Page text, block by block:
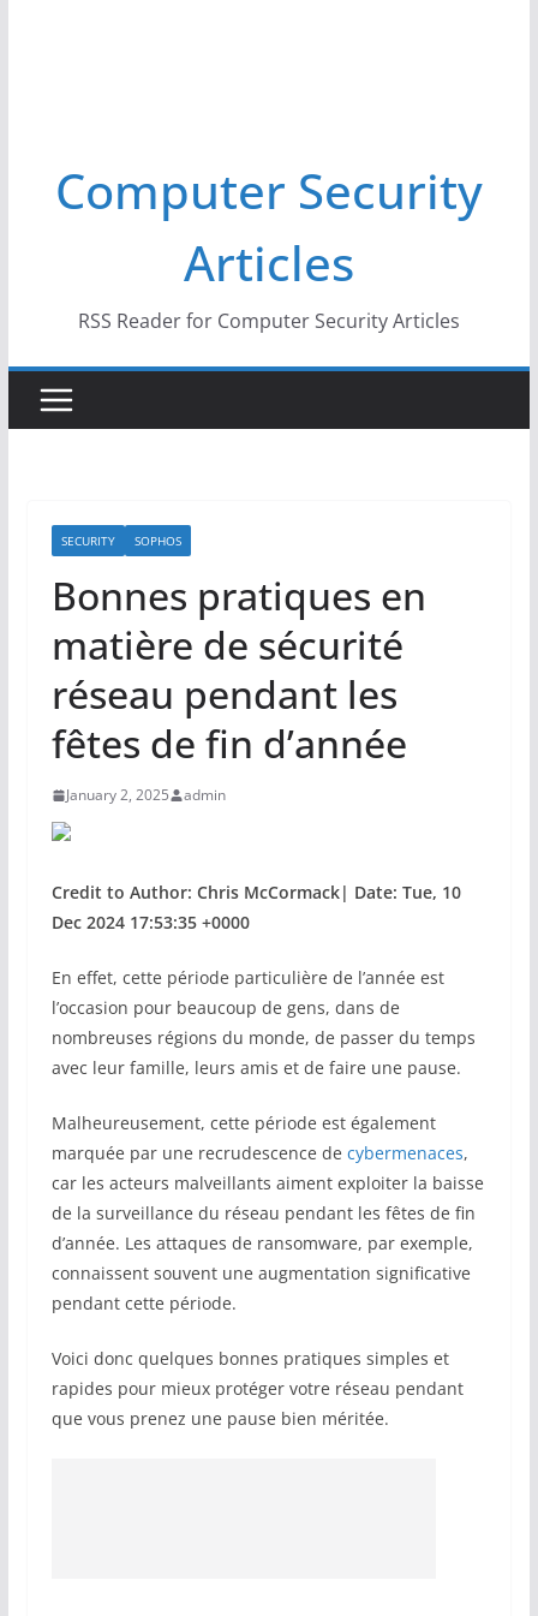
Computer Security
Articles
RSS Reader for Computer Security Articles
SECURITY SOPHOS
Bonnes pratiques en
matière de sécurité
réseau pendant les
fêtes de fin d’année
January 2, 2025 admin
Credit to Author: Chris McCormack| Date: Tue, 10
Dec 2024 17:53:35 +0000
En effet, cette période particulière de l’année est
l’occasion pour beaucoup de gens, dans de
nombreuses régions du monde, de passer du temps
avec leur famille, leurs amis et de faire une pause.
Malheureusement, cette période est également
marquée par une recrudescence de cybermenaces,
car les acteurs malveillants aiment exploiter la baisse
de la surveillance du réseau pendant les fêtes de fin
d’année. Les attaques de ransomware, par exemple,
connaissent souvent une augmentation significative
pendant cette période.
Voici donc quelques bonnes pratiques simples et
rapides pour mieux protéger votre réseau pendant
que vous prenez une pause bien méritée.